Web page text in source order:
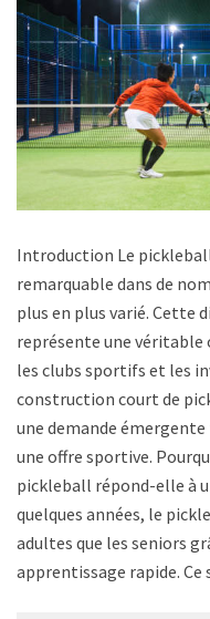
Introduction Le
remarquable dans de
plus en plus varié. Cette
représente une
les clubs sportifs et les
construction court de
une demande
une offre sportive.
pickleball répond-elle à
quelques années, le
adultes que les seniors
apprentissage rapide.